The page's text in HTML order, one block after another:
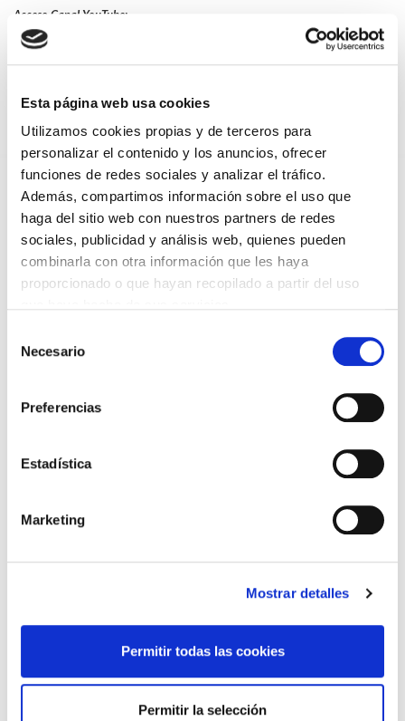
Esta página web usa cookies
Utilizamos cookies propias y de terceros para
personalizar el contenido y los anuncios, ofrecer
funciones de redes sociales y analizar el tráfico.
Además, compartimos información sobre el uso que
haga del sitio web con nuestros partners de redes
sociales, publicidad y análisis web, quienes pueden
combinarla con otra información que les haya
proporcionado o que hayan recopilado a partir del uso
Necesario
Preferencias
Estadística
Marketing
Mostrar detalles
Permitir todas las cookies
Permitir la selección
Acceso Canal YouTube:
CANAL AMQ
FAI UN COMENTARIO
DESTACADAS
06/08/2026
2026
CARTA DEL PRESIDENTE DE MUTUAL MÉDICA SOBRE LA
REFORMA DE LAS MUTUALIDADES ALTERNATIVAS Y LA
PASARELA AL RETA